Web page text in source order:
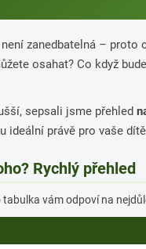
zanedbatelná –
osahat? Co když
sepsali jsme přehled
ideální právě pro vaše
Rychlý přehled
vám odpoví na